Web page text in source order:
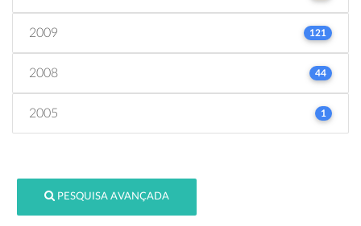
2009 121
2008 44
2005 1
PESQUISA AVANÇADA